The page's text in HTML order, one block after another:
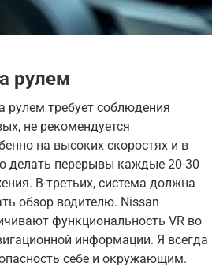
рулем
рулем требует соблюдения
не рекомендуется
на высоких скоростях и в
делать перерывы каждые 20-30
В-третьих, система должна
обзор водителю. Nissan
функциональность VR во
информации. Я всегда
себе и окружающим.